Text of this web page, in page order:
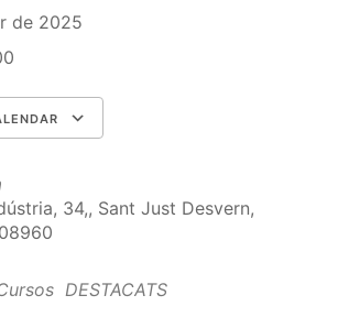
de 2025
34,, Sant Just Desvern,
DESTACATS